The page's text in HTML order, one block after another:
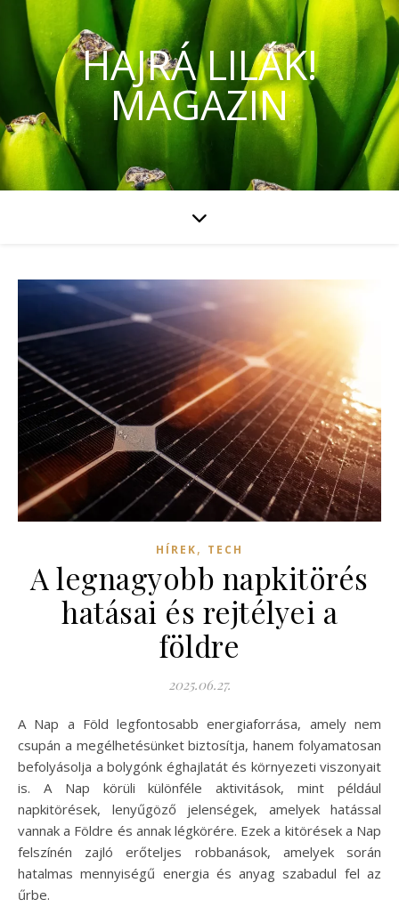
HAJRÁ LILÁK!
MAGAZIN
HÍREK, TECH
A legnagyobb napkitörés
hatásai és rejtélyei a
földre
2025.06.27.
A Nap a Föld legfontosabb energiaforrása, amely nem
csupán a megélhetésünket biztosítja, hanem folyamatosan
befolyásolja a bolygónk éghajlatát és környezeti viszonyait
is. A Nap körüli különféle aktivitások, mint például
napkitörések, lenyűgöző jelenségek, amelyek hatással
vannak a Földre és annak légkörére. Ezek a kitörések a Nap
felszínén zajló erőteljes robbanások, amelyek során
hatalmas mennyiségű energia és anyag szabadul fel az
űrbe.